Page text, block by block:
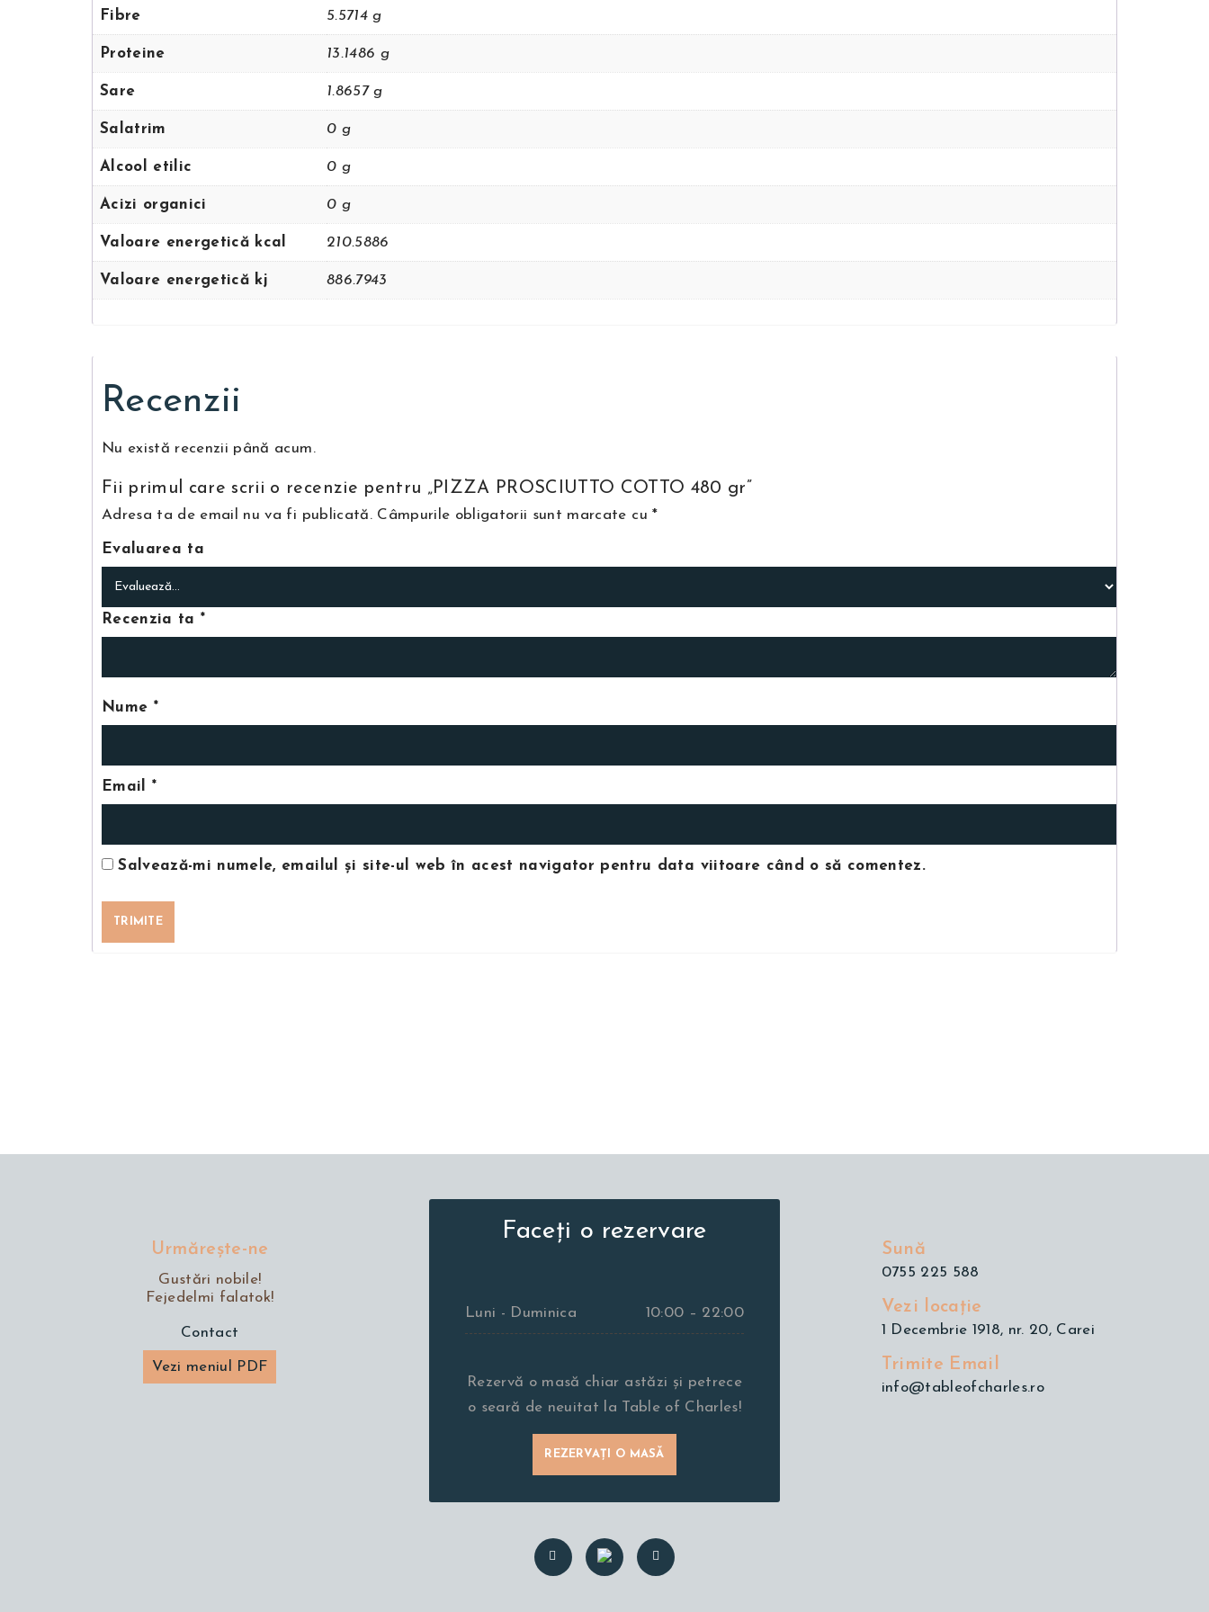
Fibre 5.5714 g
Proteine 13.1486 g
Sare 1.8657 g
Salatrim 0 g
Alcool etilic 0 g
Acizi organici 0 g
Valoare energetică kcal 210.5886
Valoare energetică kj 886.7943
Recenzii
Nu există recenzii până acum.
Fii primul care scrii o recenzie pentru „PIZZA PROSCIUTTO COTTO 480 gr”
Adresa ta de email nu va fi publicată. Câmpurile obligatorii sunt marcate cu*
Evaluarea ta
Recenzia ta*
Nume *
Email*
Salvează-mi numele, emailul și site-ul web în acest navigator pentru data viitoare când o să comentez.
Urmăreşte-ne
Gustări nobile!
Fejedelmi falatok!
Contact
Vezi meniul PDF
Faceți o rezervare
Luni - Duminica 10:00 – 22:00
Rezervă o masă chiar astăzi și petrece
o seară de neuitat la Table of Charles!
REZERVAȚI O MASĂ
Sună
0755 225 588
Vezi locație
1 Decembrie 1918, nr. 20, Carei
Trimite Email
info@tableofcharles.ro